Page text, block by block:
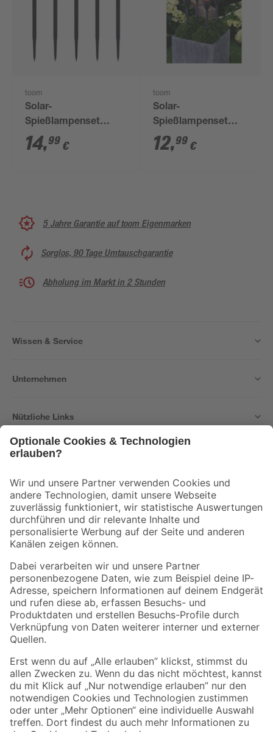
toom
Solar-
Spießlampenset
warmweiß IP 44 7,5 x
43 cm 5 Stück
14,99 €
toom
Solar-
Spießlampenset
warmweiß 4 Stück
12,99 €
5 Jahre Garantie auf toom Eigenmarken
Sorglos, 90 Tage Umtauschgarantie
Abholung im Markt in 2 Stunden
Wissen & Service
Unternehmen
Nützliche Links
Der toom Newsletter: Keine Angebote und Aktionen mehr verpassen!
Zur Newsletter Anmeldung
Folge uns
Zahlungsarten Versandarten
Sicher einkaufen
Jetzt die toom-App herunterladen